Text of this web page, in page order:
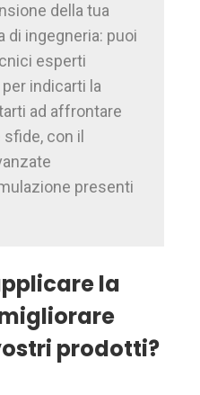
della tua
di ingegneria: puoi
esperti
indicarti la
ad affrontare
con il
presenti
la
prodotti?